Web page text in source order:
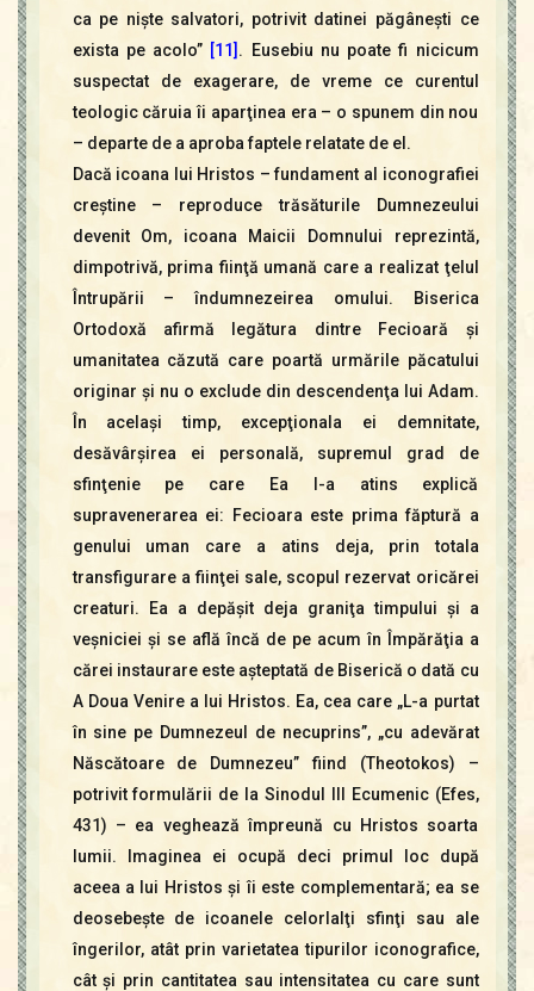
ca pe nişte salvatori, potrivit datinei păgâneşti ce
exista pe acolo” [11] . Eusebiu nu poate fi nicicum
suspectat de exagerare, de vreme ce curentul
teologic căruia îi aparţinea era – o spunem din nou
– departe de a aproba faptele relatate de el.
Dacă icoana lui Hristos – fundament al iconografiei
creştine – reproduce trăsăturile Dumnezeului
devenit Om, icoana Maicii Domnului reprezintă,
dimpotrivă, prima fiinţă umană care a realizat ţelul
Întrupării – îndumnezeirea omului. Biserica
Ortodoxă afirmă legătura dintre Fecioară şi
umanitatea căzută care poartă urmările păcatului
originar şi nu o exclude din descendenţa lui Adam.
În acelaşi timp, excepţionala ei demnitate,
desăvârşirea ei personală, supremul grad de
sfinţenie pe care Ea l-a atins explică
supravenerarea ei: Fecioara este prima făptură a
genului uman care a atins deja, prin totala
transfigurare a fiinţei sale, scopul rezervat oricărei
creaturi. Ea a depăşit deja graniţa timpului şi a
veşniciei şi se află încă de pe acum în Împărăţia a
cărei instaurare este aşteptată de Biserică o dată cu
A Doua Venire a lui Hristos. Ea, cea care „L-a purtat
în sine pe Dumnezeul de necuprins”, „cu adevărat
Născătoare de Dumnezeu” fiind (Theotokos) –
potrivit formulării de la Sinodul III Ecumenic (Efes,
431) – ea veghează împreună cu Hristos soarta
lumii. Imaginea ei ocupă deci primul loc după
aceea a lui Hristos şi îi este complementară; ea se
deosebeşte de icoanele celorlalţi sfinţi sau ale
îngerilor, atât prin varietatea tipurilor iconografice,
cât şi prin cantitatea sau intensitatea cu care sunt